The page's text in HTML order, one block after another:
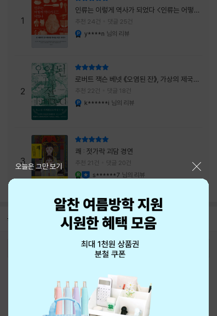
하고 있는 하치. 히토미 클린이라는 청소업체
직원으로 일하는 그녀가 바라는 것은 그저 고요
한
1
인류는 이렇게 역사가 되었다 <인류는 어떻게
역사가 되었나>
추천 24건 댓글 25건
y****n 님의 리뷰
2
로버트 잭슨 베넷 《오염된 잔》, 가상의 제국이
주는 실감과 미스터리 사건의 치밀함이 이루어
내는 최상의 시너지...
추천 22건 댓글 18건
k******i 님의 리뷰
3
쾌 : 젓가락 괴담 경연
추천 21건 댓글 20건
s******7 님의 리뷰
공지 8월 신용카드 무이자할부 안내
오늘은 그만 보기
최근 본 상품
eBook 1:1문의/채팅상담
예스이십사(주) 사업자 정보
이용약관
개인정보처리방침
청소년보호정책